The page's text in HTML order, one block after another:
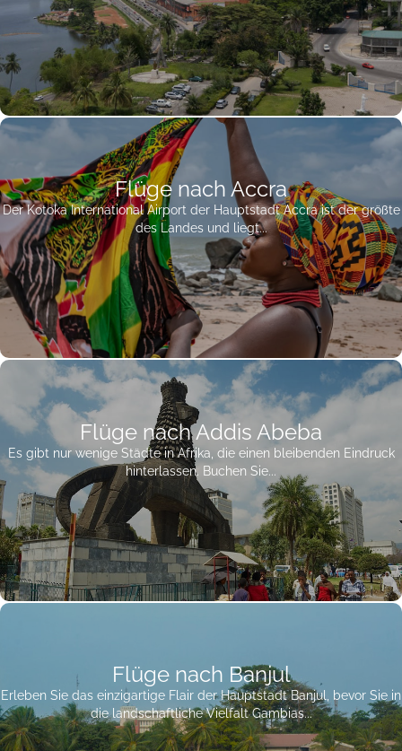
Flüge nach Accra
Der Kotoka International Airport der Hauptstadt Accra ist der größte
des Landes und liegt...
Flüge nach Addis Abeba
Es gibt nur wenige Städte in Afrika, die einen bleibenden Eindruck
hinterlassen. Buchen Sie...
Flüge nach Banjul
Erleben Sie das einzigartige Flair der Hauptstadt Banjul, bevor Sie in
die landschaftliche Vielfalt Gambias...